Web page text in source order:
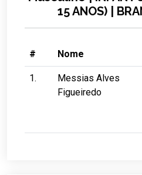
15 ANOS) |
# Nome
1.
Messias Alves
Figueiredo